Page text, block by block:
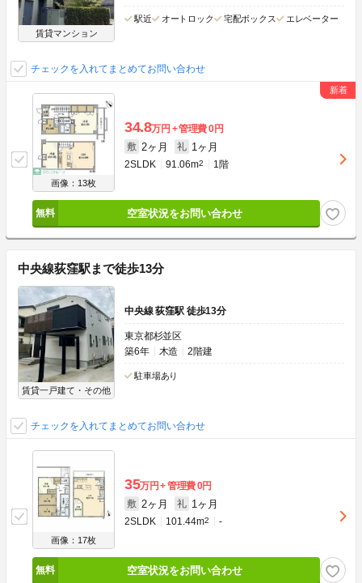
賃貸マンション
駅近 オートロック 宅配ボックス エレベーター
チェックを入れてまとめてお問い合わせ
画像：13枚
34.8万円 管理費0円
敷 2ヶ月 礼 1ヶ月
2SLDK 91.06m2 1階
空室状況をお問い合わせ
中央線荻窪駅まで徒歩13分
賃貸一戸建て・その他
中央線 荻窪駅 徒歩13分
東京都杉並区
築6年
木造 2階建
駐車場あり
チェックを入れてまとめてお問い合わせ
画像：17枚
35万円 管理費0円
敷 2ヶ月 礼 1ヶ月
2SLDK 101.44m2 -
空室状況をお問い合わせ